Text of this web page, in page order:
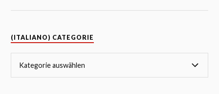
(ITALIANO) CATEGORIE